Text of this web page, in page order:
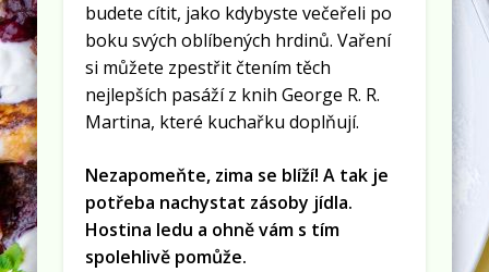
budete cítit, jako kdybyste večeřeli po
boku svých oblíbených hrdinů. Vaření
si můžete zpestřit čtením těch
nejlepších pasáží z knih George R. R.
Martina, které kuchařku doplňují.
Nezapomeňte, zima se blíží! A tak je
potřeba nachystat zásoby jídla.
Hostina ledu a ohně vám s tím
spolehlivě pomůže.